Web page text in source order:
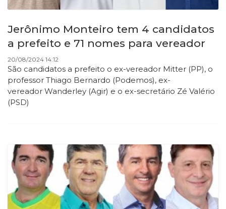
Jerônimo Monteiro tem 4 candidatos
a prefeito e 71 nomes para vereador
20/08/2024 14:12
São candidatos a prefeito o ex-vereador Mitter (PP), o
professor Thiago Bernardo (Podemos), ex-
vereador Wanderley (Agir) e o ex-secretário Zé Valério
(PSD)